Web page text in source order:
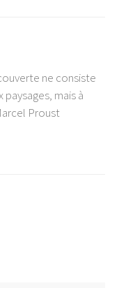
ne consiste
mais à
Proust